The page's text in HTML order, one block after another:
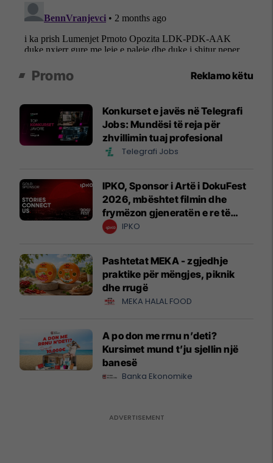
Promo Reklamo këtu
Konkurset e javës në Telegrafi
Jobs: Mundësi të reja për
zhvillimin tuaj profesional
Telegrafi Jobs
IPKO, Sponsor i Artë i DokuFest
2026, mbështet filmin dhe
frymëzon gjeneratën e re të
krijuesve
IPKO
Pashtetat MEKA - zgjedhje
praktike për mëngjes, piknik
dhe rrugë
MEKA HALAL FOOD
A po don me rrnu n’deti?
Kursimet mund t’ju sjellin një
banesë
Banka Ekonomike